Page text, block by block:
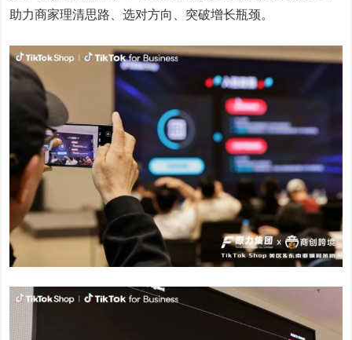
助力商家理清思路、选对方向、突破增长瓶颈。